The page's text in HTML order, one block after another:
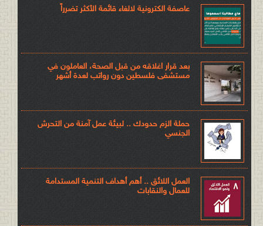
عاصفة الكترونية لالغاء قائمة الأكثر تضرراً
بعد قرار اغلاقه من قبل الصحة، العاملون في
مستشفى فلسطين دون رواتب لعدة أشهر
حملة الزم حدودك .. لبيئة عمل آمنة من التحرش
الجنسي
العمل اللائق .. أهم أهداف التنمية المستدامة
للعمال والنقابات